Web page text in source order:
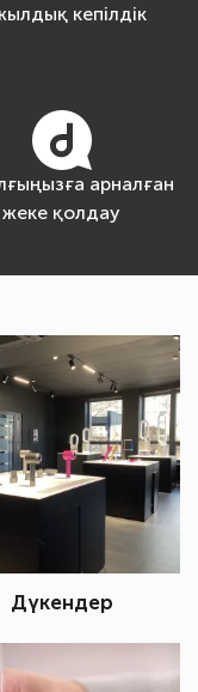
кепілдік
арналған
жеке қолдау
Дүкендер